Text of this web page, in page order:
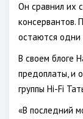
Он сравнил их
консервантов.
остаются одни
В своем блоге
предоплаты, и
группы Hi-Fi
«В последний